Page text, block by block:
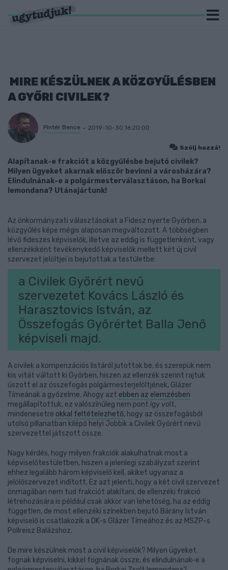
MIRE KÉSZÜLNEK A KÖZGYŰLÉSBEN
A GYŐRI CIVILEK?
Pintér Bence 2019-10-30 16:20:00
Szólj hozzá!
Alapítanak-e frakciót a közgyűlésbe bejutó civilek?
Milyen ügyeket akarnak először bevinni a városházára?
Elindulnának-e a polgármesterválasztáson, ha Borkai
lemondana? Utánajártunk!
Az önkormányzati választásokat a Fidesz nyerte Győrben, a
közgyűlés képe mégis alaposan megváltozott. A többségben
lévő fideszes képviselők, illetve az eddig is függetlenként, vagy
ellenzékiként tevékenykedő képviselők mellett két új civil
szervezet jelöltjei is bejutottak a testületbe:
a Civilek Győrért nevű
szervezetet Kovács László és
Harasztovics István, az
Összefogás Győrértet Balla Jenő
képviseli majd.
A civilek a kompenzációs listáról jutottak be, és szerepük nem
kis vitát váltott ki Győrben, hiszen az ellenzék szerint rajtuk
úszott el az összefogás polgármesterjelöltjének, Glázer
Tímeának a győzelme. Ahogy azt ebben az elemzésben
megállapítottuk, ez valószínűleg nem pont így volt,
mindenesetre okkal feltételezhető, hogy az összefogásból
utolsó pillanatban kilépő helyi Jobbik a Civilek Győrért nevű
szervezettel játszott össze.
Nagy kérdés, hogy milyen frakciók alakulhatnak most a
képviselőtestületben, hiszen a jelenlegi szabályzat szerint
ehhez legalább három képviselő kell, akiket ugyanaz a
jelölőszervezet indított. Ez azt jelenti, hogy a két civil szervezet
önmagában nem tud frakciót alakítani, de ellenzéki frakció
létrehozására is például csak akkor van lehetőség, ha az eddig
független, de most ellenzéki színekben bejutó Bárány István
képviselő is csatlakozik a DK-s Glázer Tímeához és az MSZP-s
Pollreisz Balázshoz.
De mire készülnek most a civil képviselők? Milyen ügyeket
fognak képviselni, kikkel fognának össze, és elindulnának-e a